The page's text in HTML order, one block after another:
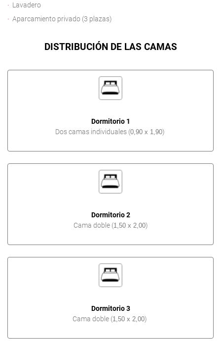
Lavadero
Aparcamiento privado (3 plazas)
DISTRIBUCIÓN DE LAS CAMAS
Dormitorio 1
Dos camas individuales (0,90 x 1,90)
Dormitorio 2
Cama doble (1,50 x 2,00)
Dormitorio 3
Cama doble (1,50 x 2,00)